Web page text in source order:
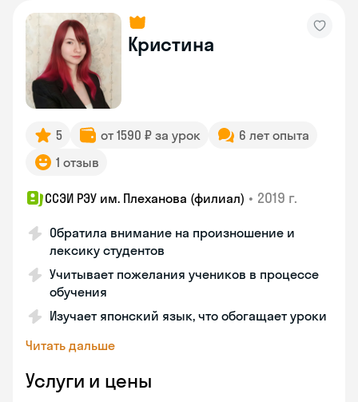
Кристина
5 от 1590 ₽ за урок
6 лет опыта
1 отзыв
ССЭИ РЭУ им. Плеханова (филиал) • 2019 г.
Обратила внимание на произношение и
лексику студентов
Учитывает пожелания учеников в процессе
обучения
Изучает японский язык, что обогащает уроки
Читать дальше
Услуги и цены